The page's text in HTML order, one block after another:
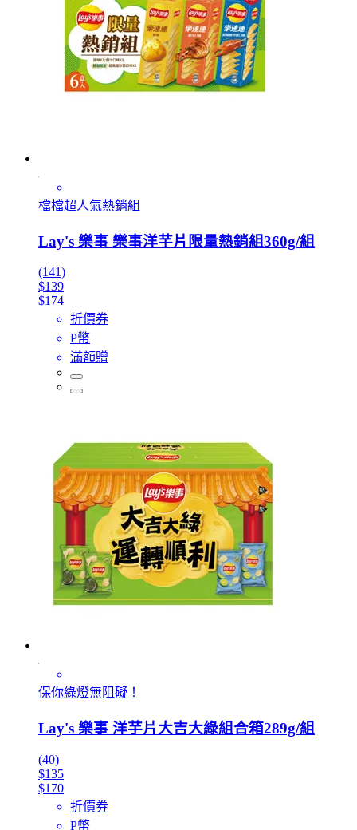
檔檔超人氣熱銷組
Lay's 樂事 樂事洋芋片限量熱銷組360g/組
(141)
$139
$174
折價券
P幣
滿額贈
保你綠燈無阻礙！
Lay's 樂事 洋芋片大吉大綠組合箱289g/組
(40)
$135
$170
折價券
P幣